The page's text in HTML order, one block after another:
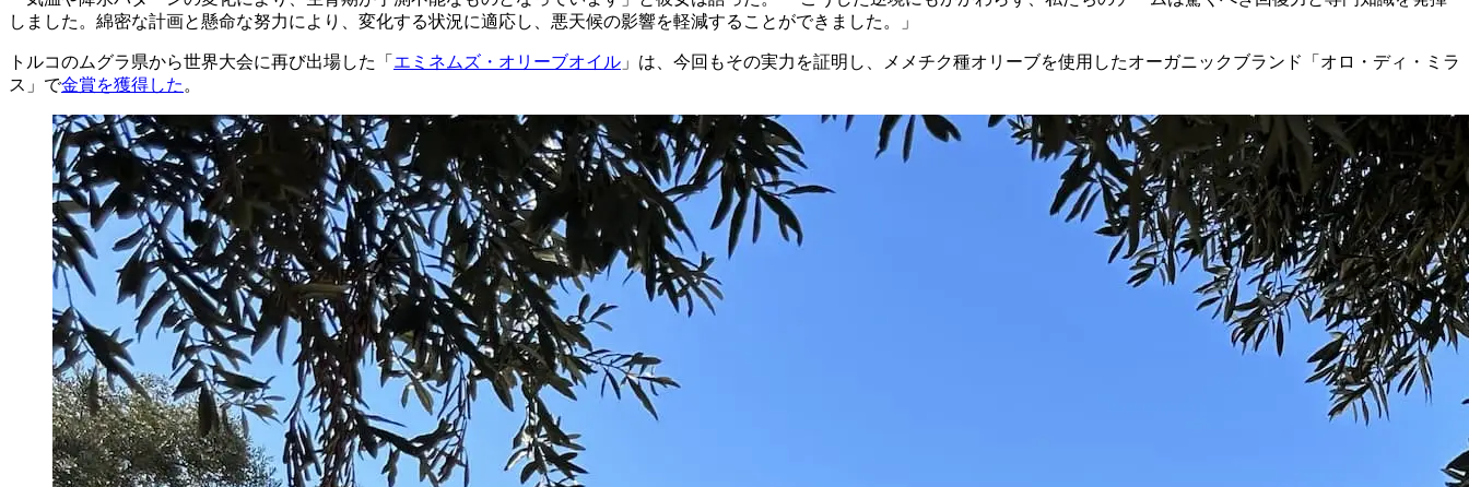
しました。綿密な計画と懸命な努力により、変化する状況に適応し、悪天候の影響を軽減することができました。」
トルコのムグラ県から世界大会に再び出場した「 エミネムズ・オリーブオイル 」は、今回もその実力を証明し、メメチク種オリーブを使用したオーガニックブランド「オロ・ディ・ミラ
ス」で金賞を獲得した 。